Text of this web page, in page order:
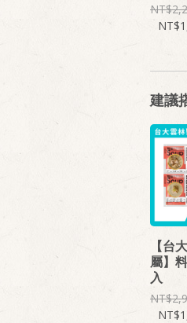
建議
【台
屬】
入